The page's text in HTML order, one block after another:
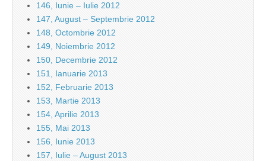
146, Iunie – Iulie 2012
147, August – Septembrie 2012
148, Octombrie 2012
149, Noiembrie 2012
150, Decembrie 2012
151, Ianuarie 2013
152, Februarie 2013
153, Martie 2013
154, Aprilie 2013
155, Mai 2013
156, Iunie 2013
157, Iulie – August 2013